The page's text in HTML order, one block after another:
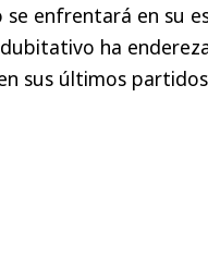
se enfrentará en su
ha
sus últimos